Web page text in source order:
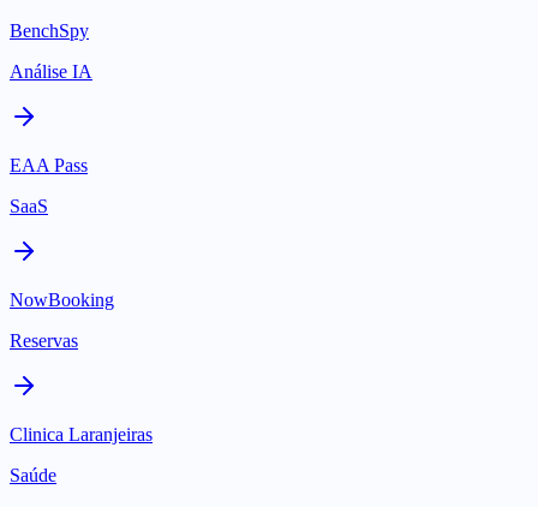
BenchSpy
Análise IA
EAA Pass
SaaS
NowBooking
Reservas
Clinica Laranjeiras
Saúde